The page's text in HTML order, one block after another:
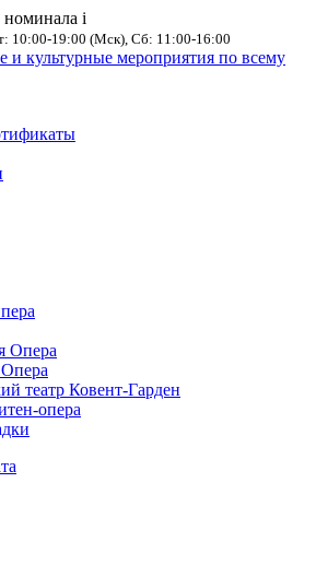
i
10:00-19:00 (Мск), Сб: 11:00-16:00
и культурные мероприятия по всему
Опера
Опера
театр Ковент-Гарден
опера